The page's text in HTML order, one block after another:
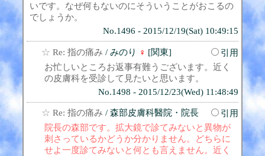
いです。なぜ何もないのにそういうことがおこるの
でしょうか。
No.1496 - 2015/12/19(Sat) 10:49:15
☆ Re: 指の痛み / みのり ♀ [関東]
引用
お忙しいところお返事有難うございます。近く
の皮膚科を受診して見たいと思います。
No.1498 - 2015/12/23(Wed) 11:48:49
☆ Re: 指の痛み / 森部皮膚科醫院・院長
引用
院長の森部です。拡大鏡で診てみないと異物が
刺さっているかどうか分かりません。どちらに
せよ一度診てみないと何とも言えません。近く